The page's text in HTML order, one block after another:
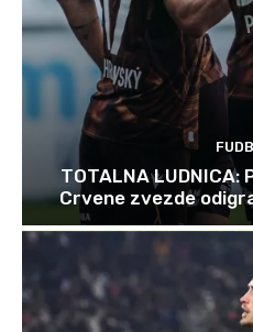
TOTALNA
Crvene zvezde